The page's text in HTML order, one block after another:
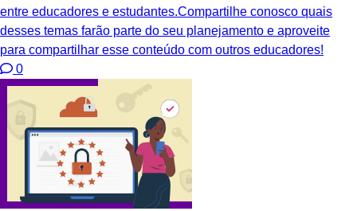
entre educadores e estudantes.Compartilhe conosco quais
desses temas farão parte do seu planejamento e aproveite
para compartilhar esse conteúdo com outros educadores!
0